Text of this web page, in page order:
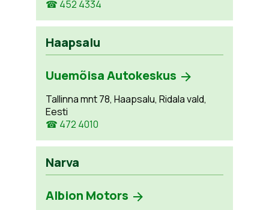
☎ 452 4334
Haapsalu
Uuemõisa Autokeskus
Tallinna mnt 78, Haapsalu, Ridala vald,
Eesti
☎ 472 4010
Narva
Albion Motors